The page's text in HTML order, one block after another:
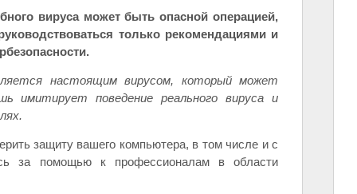
вируса может быть опасной операцией,
только рекомендациями и
настоящим вирусом, который может
имитирует поведение реального вируса и
защиту вашего компьютера, в том числе и с
за помощью к профессионалам в области